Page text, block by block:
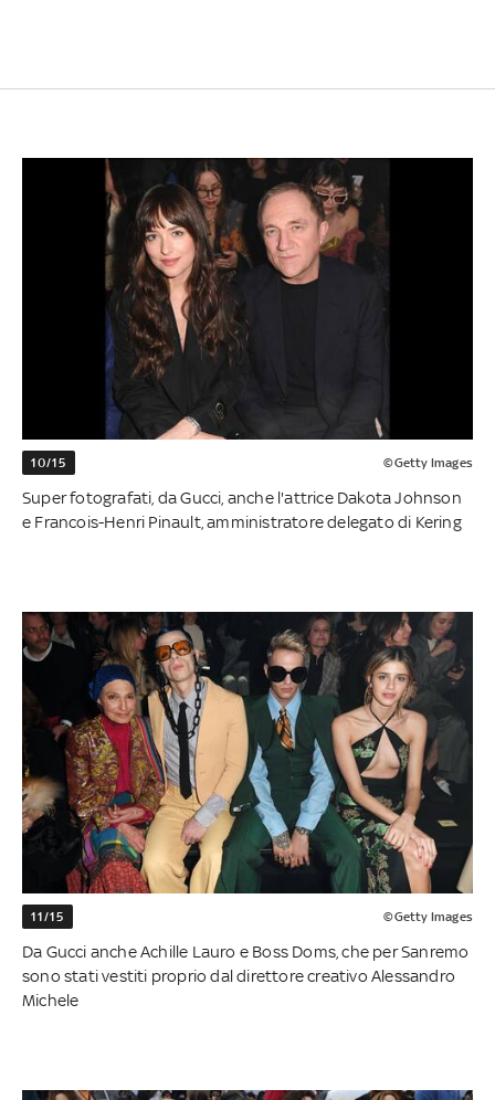
10/15 ©Getty Images
Super fotografati, da Gucci, anche l'attrice Dakota Johnson
e Francois-Henri Pinault, amministratore delegato di Kering
11/15 ©Getty Images
Da Gucci anche Achille Lauro e Boss Doms, che per Sanremo
sono stati vestiti proprio dal direttore creativo Alessandro
Michele